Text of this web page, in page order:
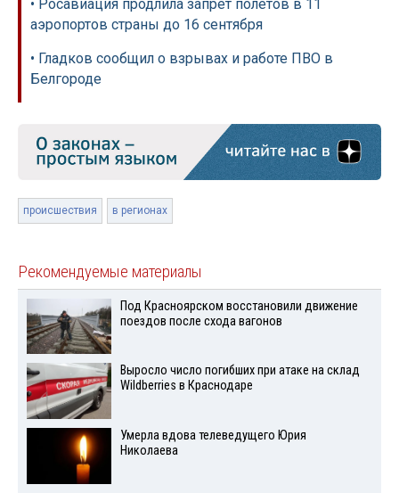
• Росавиация продлила запрет полетов в 11
аэропортов страны до 16 сентября
• Гладков сообщил о взрывах и работе ПВО в
Белгороде
происшествия в регионах
Рекомендуемые материалы
Под Красноярском восстановили движение
поездов после схода вагонов
Выросло число погибших при атаке на склад
Wildberries в Краснодаре
Умерла вдова телеведущего Юрия
Николаева